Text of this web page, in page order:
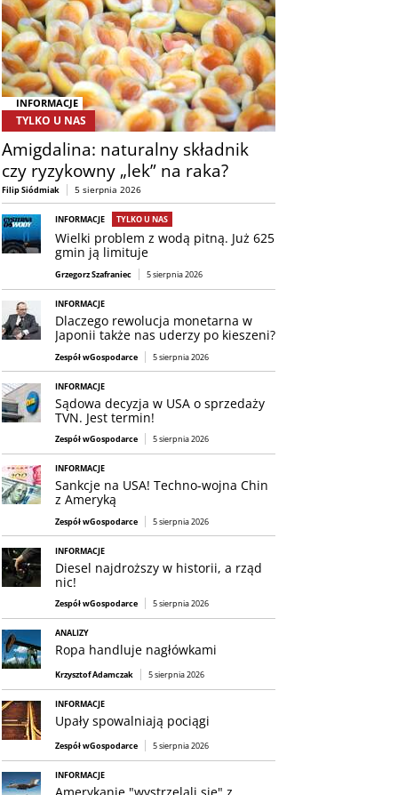
INFORMACJE
TYLKO U NAS
Amigdalina: naturalny składnik
czy ryzykowny „lek” na raka?
Filip Siódmiak 5 sierpnia 2026
INFORMACJE TYLKO U NAS
Wielki problem z wodą pitną. Już 625
gmin ją limituje
Grzegorz Szafraniec 5 sierpnia 2026
INFORMACJE
Dlaczego rewolucja monetarna w
Japonii także nas uderzy po kieszeni?
Zespół wGospodarce 5 sierpnia 2026
INFORMACJE
Sądowa decyzja w USA o sprzedaży
TVN. Jest termin!
Zespół wGospodarce 5 sierpnia 2026
INFORMACJE
Sankcje na USA! Techno-wojna Chin
z Ameryką
Zespół wGospodarce 5 sierpnia 2026
INFORMACJE
Diesel najdroższy w historii, a rząd
nic!
Zespół wGospodarce 5 sierpnia 2026
ANALIZY
Ropa handluje nagłówkami
Krzysztof Adamczak 5 sierpnia 2026
INFORMACJE
Upały spowalniają pociągi
Zespół wGospodarce 5 sierpnia 2026
INFORMACJE